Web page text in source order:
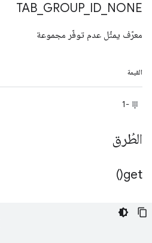
TAB GROUP_ ID NONE
معرّف يمثّل عدم توفّر مجموعة
القيمة
-1
الطُرق
get(
)